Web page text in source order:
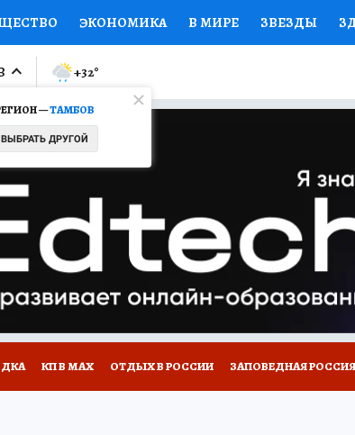
ЭКОНОМИКА В МИРЕ ЗВЕЗДЫ
ПРОИСШЕСТВИЯ НАЦИОНАЛЬНЫЕ ПРОЕКТЫ
МИР Я ЗНАЮ СЕМЬЯ ЖЕНСКИЕ
СЕРИАЛЫ
КОНКУРСЫ ГИД
—ТАМБОВ
ВЫБРАТЬ ДРУГОЙ
+32°
КП В МАХ ОТДЫХ В РОССИИ ЗАПОВЕДНАЯ РОССИЯ